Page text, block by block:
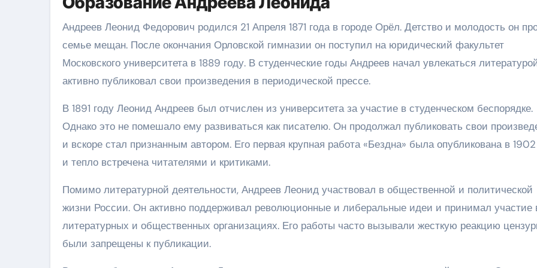
Андреев Леонид Федорович родился 21 Апреля 1871 года в городе Орёл. Детство и молодость он
семье мещан. После окончания Орловской гимназии он поступил на юридический факультет
Московского университета в 1889 году. В студенческие годы Андреев начал увлекаться
активно публиковал свои произведения в периодической прессе.
В 1891 году Леонид Андреев был отчислен из университета за участие в студенческом беспорядке.
Однако это не помешало ему развиваться как писателю. Он продолжал публиковать свои
и вскоре стал признанным автором. Его первая крупная работа «Бездна» была опубликована в
и тепло встречена читателями и критиками.
Помимо литературной деятельности, Андреев Леонид участвовал в общественной и политической
жизни России. Он активно поддерживал революционные и либеральные идеи и принимал участие
литературных и общественных организациях. Его работы часто вызывали жесткую реакцию
были запрещены к публикации.